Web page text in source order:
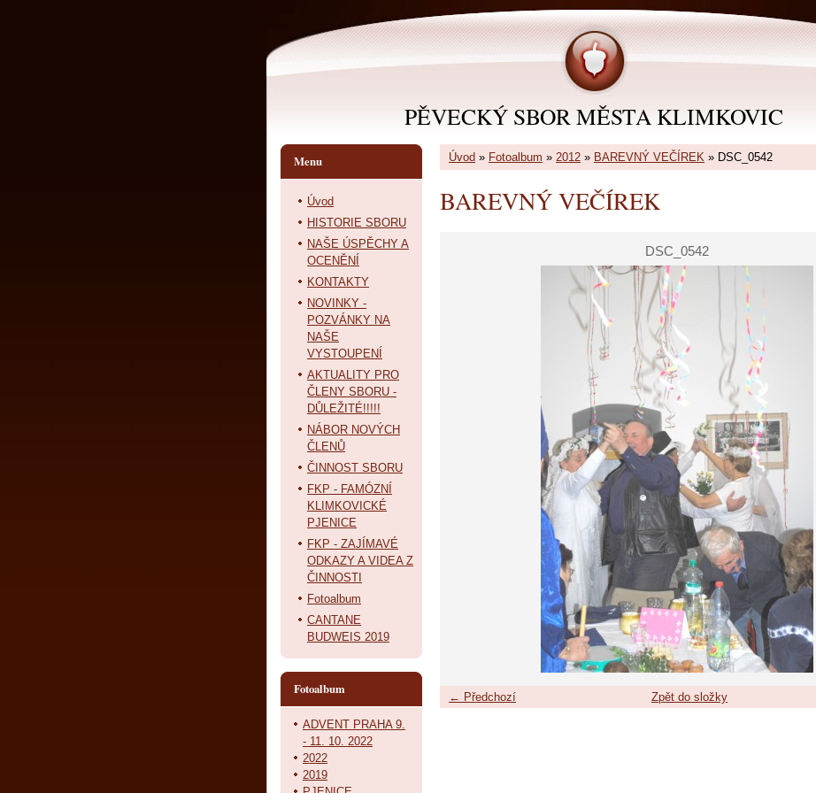
PĚVECKÝ SBOR MĚSTA KLIMKOVIC
Úvod » Fotoalbum » 2012 » BAREVNÝ VEČÍREK » DSC_0542
BAREVNÝ VEČÍREK
DSC_0542
← Předchozí Zpět do složky
Menu
Úvod
HISTORIE SBORU
NAŠE ÚSPĚCHY A
OCENĚNÍ
KONTAKTY
NOVINKY -
POZVÁNKY NA
NAŠE
VYSTOUPENÍ
AKTUALITY PRO
ČLENY SBORU -
DŮLEŽITÉ!!!!!
NÁBOR NOVÝCH
ČLENŮ
ČINNOST SBORU
FKP - FAMÓZNÍ
KLIMKOVICKÉ
PJENICE
FKP - ZAJÍMAVÉ
ODKAZY A VIDEA Z
ČINNOSTI
Fotoalbum
CANTANE
BUDWEIS 2019
Fotoalbum
ADVENT PRAHA 9.
- 11. 10. 2022
2022
2019